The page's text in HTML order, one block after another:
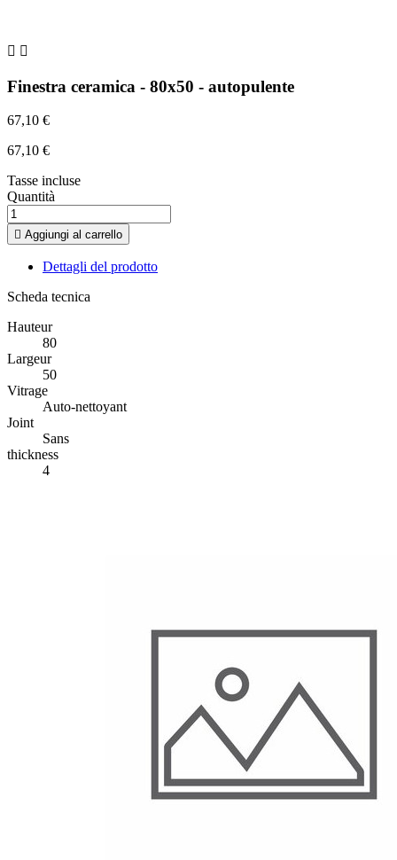
 
Finestra ceramica - 80x50 - autopulente
67,10 €
67,10 €
Tasse incluse
Quantità
 Aggiungi al carrello
Dettagli del prodotto
Scheda tecnica
Hauteur
80
Largeur
50
Vitrage
Auto-nettoyant
Joint
Sans
thickness
4